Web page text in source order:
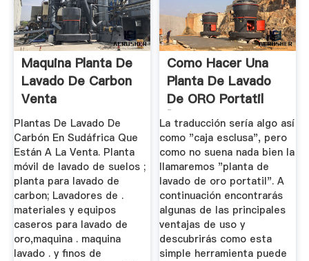
Maquina Planta De
Lavado De Carbon
Venta
Plantas De Lavado De
Carbón En Sudáfrica Que
Están A La Venta. Planta
móvil de lavado de suelos ;
planta para lavado de
carbon; Lavadores de .
materiales y equipos
caseros para lavado de
oro,maquina . maquina
lavado . y finos de
Como Hacer Una
Planta De Lavado
De ORO Portatil
[casera ...
La traducción sería algo así
como "caja esclusa", pero
como no suena nada bien la
llamaremos "planta de
lavado de oro portatil". A
continuación encontrarás
algunas de las principales
ventajas de uso y
descubrirás como esta
simple herramienta puede